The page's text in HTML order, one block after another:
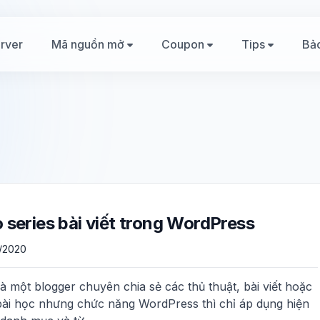
Mã nguồn mở Coupon Tips
series bài viết trong WordPress
một blogger chuyên chia sẻ các thủ thuật, bài viết hoặc
học nhưng chức năng WordPress thì chỉ áp dụng hiện